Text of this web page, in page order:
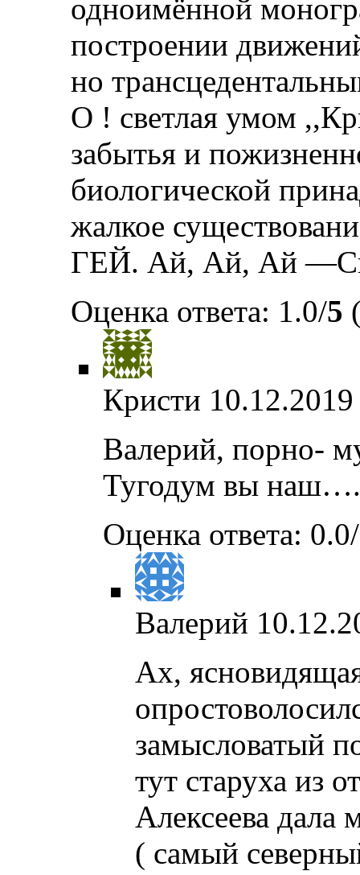
одноимённой
построении
но
О ! светлая умом
забытья и
биологической
жалкое
ГЕЙ. Ай, Ай, Ай
Оценка ответа: 1.0/5
Кристи
Валерий, порно-
Тугодум вы
Оценка ответа: 0.0/
Валерий
Ах,
замысловатый
тут старуха из
Алексеева дала
( самый